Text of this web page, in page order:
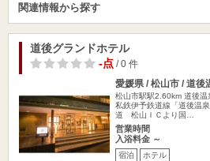
関連情報から探す
道後グランドホテル
-点/ 0 件
愛媛県 / 松山市 / 道後
松山市駅駅2.60km 道後温
私鉄伊予鉄道線「道後温
道 松山ＩＣより国…
営業時間
入浴料金 ～
宿泊 ホテル